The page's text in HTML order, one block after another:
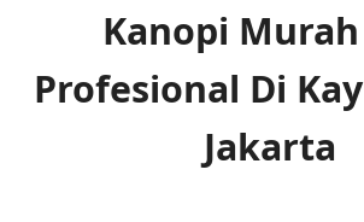
Kanopi
Profesional Di
Jakarta